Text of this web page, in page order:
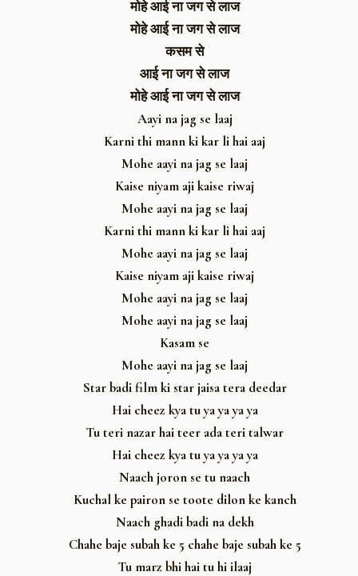
मोहे आई ना जग से लाज
मोहे आई ना जग से लाज
कसम से
आई ना जग से लाज
मोहे आई ना जग से लाज
Aayi na jag se laaj
Karni thi mann ki kar li hai aaj
Mohe aayi na jag se laaj
Kaise niyam aji kaise riwaj
Mohe aayi na jag se laaj
Karni thi mann ki kar li hai aaj
Mohe aayi na jag se laaj
Kaise niyam aji kaise riwaj
Mohe aayi na jag se laaj
Mohe aayi na jag se laaj
Kasam se
Mohe aayi na jag se laaj
Star badi film ki star jaisa tera deedar
Hai cheez kya tu ya ya ya ya
Tu teri nazar hai teer ada teri talwar
Hai cheez kya tu ya ya ya ya
Naach joron se tu naach
Kuchal ke pairon se toote dilon ke kanch
Naach ghadi badi na dekh
Chahe baje subah ke 5 chahe baje subah ke 5
Tu marz bhi hai tu hi ilaaj